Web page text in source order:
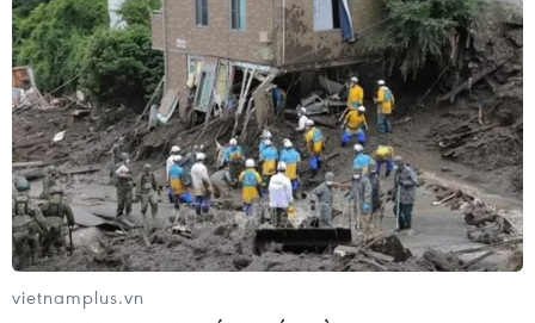
TIN CÙNG CHUYÊN MỤC
Xây dựng hành lang pháp lý để tháo
gỡ điểm nghẽn, đưa công nghiệp văn
hóa phát triển
09/08/2026 05:26
Chuyển Bộ Công an thông tin 7 cá
nhân bán vàng không rõ nguồn gốc
08/08/2026 14:37
vietnamplus.vn